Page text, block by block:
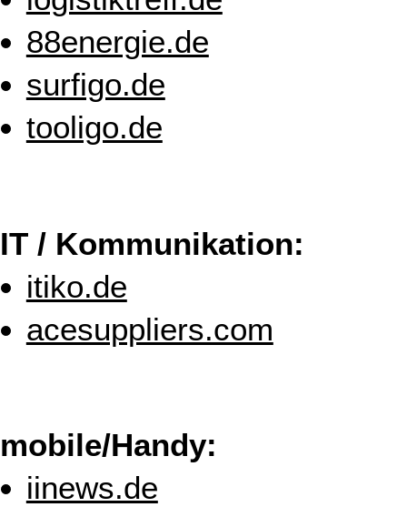
88energie.de
surfigo.de
tooligo.de
IT / Kommunikation:
itiko.de
acesuppliers.com
mobile/Handy:
iinews.de